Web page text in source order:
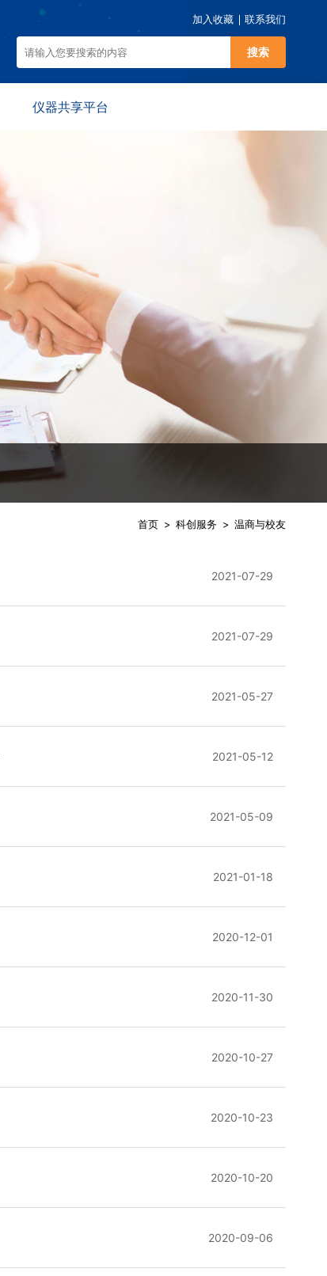
加入收藏 联系我们
搜索
仪器共享平台
首页 > 科创服务 > 温商与校友
2021-07-29
2021-07-29
2021-05-27
2021-05-12
2021-05-09
2021-01-18
2020-12-01
2020-11-30
2020-10-27
2020-10-23
2020-10-20
2020-09-06